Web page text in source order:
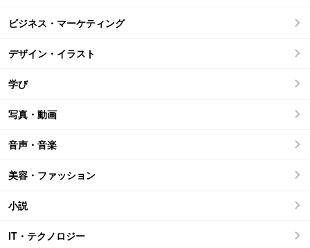
ビジネス・マーケティング
デザイン・イラスト
学び
写真・動画
音声・音楽
美容・ファッション
小説
IT・テクノロジー